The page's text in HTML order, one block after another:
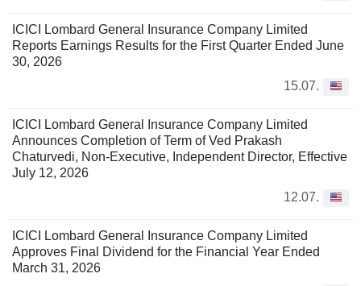
ICICI Lombard General Insurance Company Limited
Reports Earnings Results for the First Quarter Ended June
30, 2026
15.07.
ICICI Lombard General Insurance Company Limited
Announces Completion of Term of Ved Prakash
Chaturvedi, Non-Executive, Independent Director, Effective
July 12, 2026
12.07.
ICICI Lombard General Insurance Company Limited
Approves Final Dividend for the Financial Year Ended
March 31, 2026